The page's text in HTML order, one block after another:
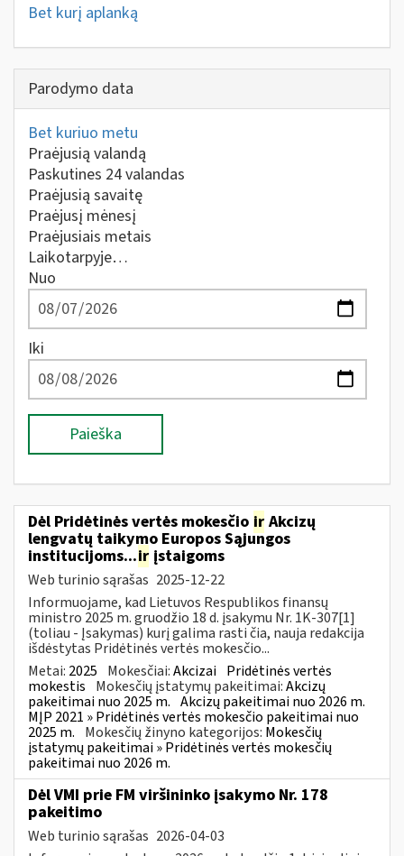
Bet kurį aplanką
Parodymo data
Bet kuriuo metu
Praėjusią valandą
Paskutines 24 valandas
Praėjusią savaitę
Praėjusį mėnesį
Praėjusiais metais
Laikotarpyje…
Nuo
Iki
Paieška
Dėl Pridėtinės vertės mokesčio ir Akcizų
lengvatų taikymo Europos Sąjungos
institucijoms...ir įstaigoms
Web turinio sąrašas 2025-12-22
Informuojame, kad Lietuvos Respublikos finansų
ministro 2025 m. gruodžio 18 d. įsakymu Nr. 1K-307[1]
(toliau - Įsakymas) kurį galima rasti čia, nauja redakcija
išdėstytas Pridėtinės vertės mokesčio...
Metai: 2025 Mokesčiai:Akcizai Pridėtinės vertės
mokestis Mokesčių įstatymų pakeitimai:Akcizų
pakeitimai nuo 2025 m. Akcizų pakeitimai nuo 2026 m.
MĮP 2021 » Pridėtinės vertės mokesčio pakeitimai nuo
2025 m. Mokesčių žinyno kategorijos: Mokesčių
įstatymų pakeitimai » Pridėtinės vertės mokesčių
pakeitimai nuo 2026 m.
Dėl VMI prie FM viršininko įsakymo Nr. 178
pakeitimo
Web turinio sąrašas 2026-04-03